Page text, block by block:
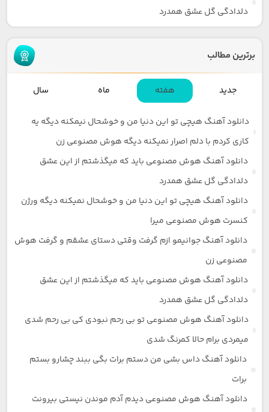
دلدادگی گل عشق همدرد
برترین مطالب
جدید هفته ماه سال
دانلود آهنگ هیچی تو این دنیا من و خوشحال نیمکنه دیگه یه
کاری کردم با دلم اصرار نمیکنه دیگه هوش مصنوعی زن
دانلود آهنگ هوش مصنوعی باید که میگذشتم از این عشق
دلدادگی گل عشق همدرد
دانلود آهنگ هیچی تو این دنیا من و خوشحال نمیکنه دیگه ورژن
کنسرت هوش مصنوعی میرا
دانلود آهنگ جوانیمو ازم گرفت وقتی دستای عشقم و گرفت هوش
مصنوعی زن
دانلود آهنگ هوش مصنوعی باید که میگذشتم از این عشق
دلدادگی گل عشق همدرد
دانلود آهنگ هوش مصنوعی تو بی رحم نبودی کی بی رحم شدی
میمردی برام حالا کمرنگ شدی
دانلود آهنگ داس بشی من دستم برات بگی ببند چشارو بستم
برات
دانلود آهنگ هوش مصنوعی دیدم آدم موندن نیستی بیرونت